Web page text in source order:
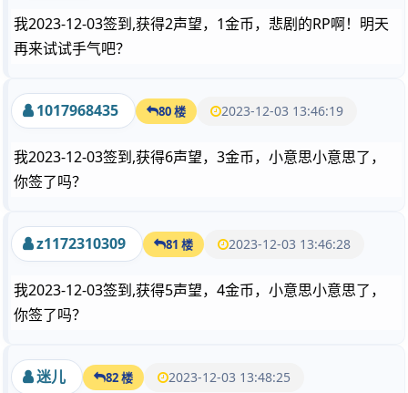
我2023-12-03签到,获得2声望，1金币，悲剧的RP啊！明天
再来试试手气吧？
1017968435 80 楼 2023-12-03 13:46:19
我2023-12-03签到,获得6声望，3金币，小意思小意思了，
你签了吗？
z1172310309 81 楼 2023-12-03 13:46:28
我2023-12-03签到,获得5声望，4金币，小意思小意思了，
你签了吗？
迷儿 82 楼 2023-12-03 13:48:25